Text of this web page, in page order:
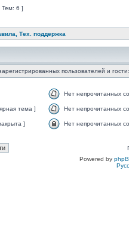
Тем: 6 ]
Тех. поддержка
пользователей и
Нет непрочитанных
тема ] Нет непрочитанных
] Нет непрочитанных
Powered by